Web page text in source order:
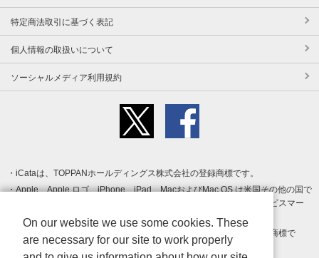
特定商法取引に基づく表記
個人情報の取扱いについて
ソーシャルメディア利用規約
iCataは、TOPPANホールディングス株式会社の登録商標です。
Apple、Apple ロゴ、iPhone、iPad、MacおよびMac OS は米国その他の国で
登録された Apple Inc. の商標です。App Store は Apple Inc. のサービスマー
クです。
Android、Google Play および Google Play ロゴ は Google LLC の商標で
す。
On our website we use some cookies. These
are necessary for our site to work properly